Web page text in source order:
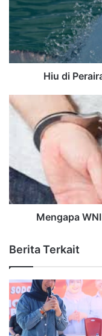
Hiu di
Mengapa
Berita Terkait